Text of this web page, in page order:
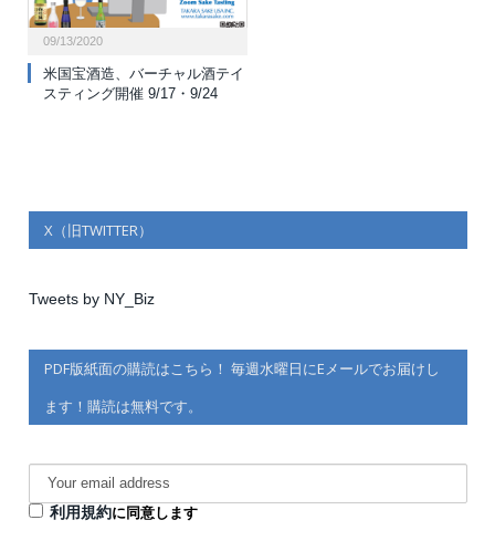
09/13/2020
米国宝酒造、バーチャル酒テイ
スティング開催 9/17・9/24
X（旧TWITTER）
Tweets by NY_Biz
PDF版紙面の購読はこちら！ 毎週水曜日にEメールでお届けし
ます！購読は無料です。
利用規約に同意します